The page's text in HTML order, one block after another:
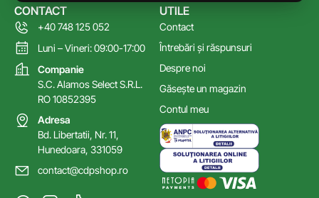
UTILE
Contact
Întrebări și răspunsuri
Despre noi
Găsește un magazin
Contul meu
CONTACT
+40 748 125 052
Luni – Vineri: 09:00-17:00
Companie
S.C. Alamos Select S.R.L.
RO 10852395
Adresa
Bd. Libertatii, Nr. 11,
Hunedoara, 331059
contact@cdpshop.ro